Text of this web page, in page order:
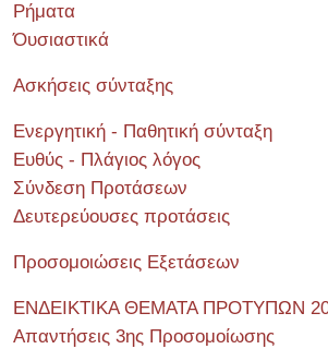
Ρήματα
Όυσιαστικά
Ασκήσεις σύνταξης
Ενεργητική - Παθητική σύνταξη
Ευθύς - Πλάγιος λόγος
Σύνδεση Προτάσεων
Δευτερεύουσες προτάσεις
Προσομοιώσεις Εξετάσεων
ΕΝΔΕΙΚΤΙΚΑ ΘΕΜΑΤΑ ΠΡΟΤΥΠΩΝ
Απαντήσεις 3ης Προσομοίωσης